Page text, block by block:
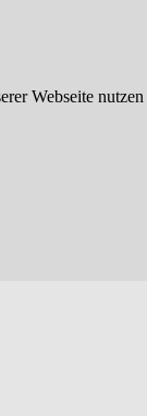
Webseite